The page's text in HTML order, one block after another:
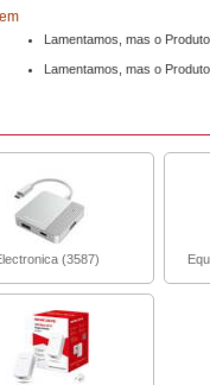
Lamentamos, mas o
Lamentamos, mas o
(3587)